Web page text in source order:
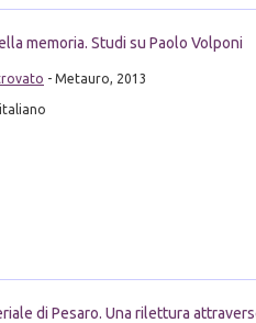
memoria. Studi su Paolo Volponi
- Metauro, 2013
di Pesaro. Una rilettura